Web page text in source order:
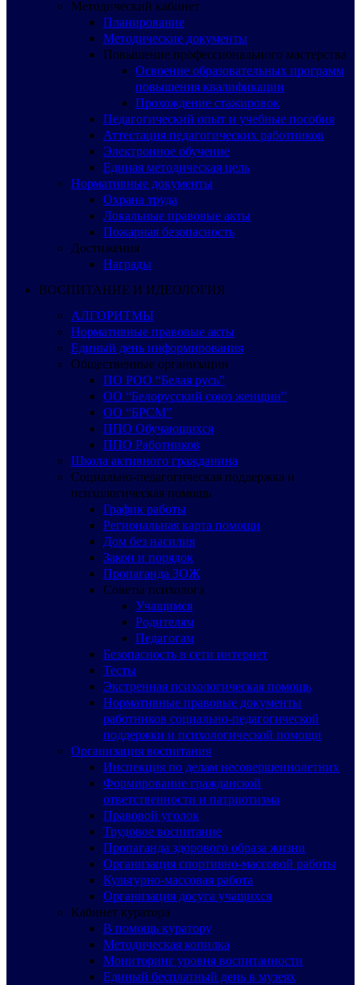
Методический кабинет
Планирование
Методические документы
Повышение профессионального мастерства
Освоение образовательных программ
повышения квалификации
Прохождение стажировок
Педагогический опыт и учебные пособия
Аттестация педагогических работников
Электронное обучение
Единая методическая цель
Нормативные документы
Охрана труда
Локальные правовые акты
Пожарная безопасность
Достижения
Награды
ВОСПИТАНИЕ И ИДЕОЛОГИЯ
АЛГОРИТМЫ
Нормативные правовые акты
Единый день информирования
Общественные организации
ПО РОО “Белая русь”
ОО “Белорусский союз женщин”
ОО “БРСМ”
ППО Обучающихся
ППО Работников
Школа активного гражданина
Социально-педагогическая поддержка и
психологическая помощь
График работы
Региональная карта помощи
Дом без насилия
Закон и порядок
Пропаганда ЗОЖ
Советы психолога
Учащимся
Родителям
Педагогам
Безопасность в сети интернет
Тесты
Экстренная психологическая помощь
Нормативные правовые документы
работников социально-педагогической
поддержки и психологической помощи
Организация воспитания
Инспекция по делам несовершеннолетних
Формирование гражданской
ответственности и патриотизма
Правовой уголок
Трудовое воспитание
Пропаганда здорового образа жизни
Организация спортивно-массовой работы
Культурно-массовая работа
Организация досуга учащихся
Кабинет куратора
В помощь куратору
Методическая копилка
Мониторинг уровня воспитанности
Единый бесплатный день в музеях